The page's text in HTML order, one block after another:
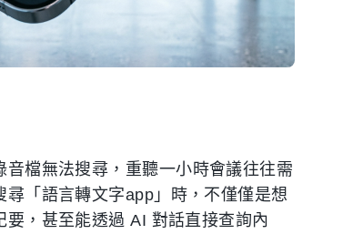
檔無法搜尋，重聽一小時會議往往需
「語言轉文字app」時，不僅僅是想
，甚至能透過 AI 對話直接查詢內